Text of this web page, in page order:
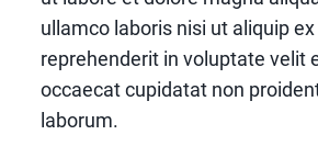
ullamco laboris nisi ut aliquip
reprehenderit in voluptate velit
occaecat cupidatat non
laborum.